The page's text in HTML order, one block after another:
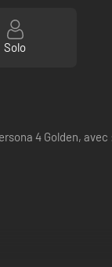
Solo
4 Golden, avec